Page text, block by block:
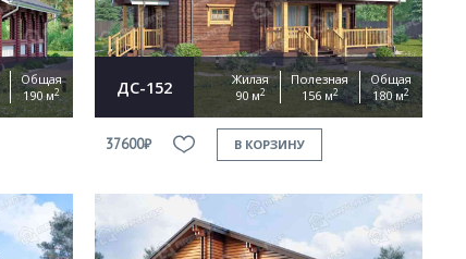
Общая
190 м2 ДС-152
Жилая
90 м2
Полезная
156 м2
Общая
180 м2
37600₽ В КОРЗИНУ